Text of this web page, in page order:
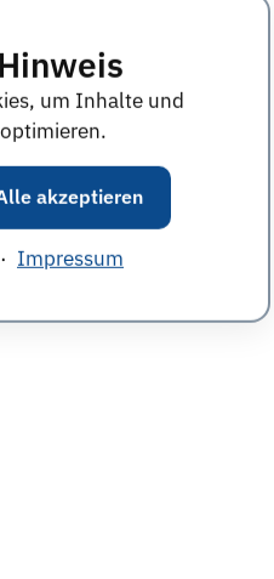
um Inhalte und
akzeptieren
· Impressum
nächster Termin